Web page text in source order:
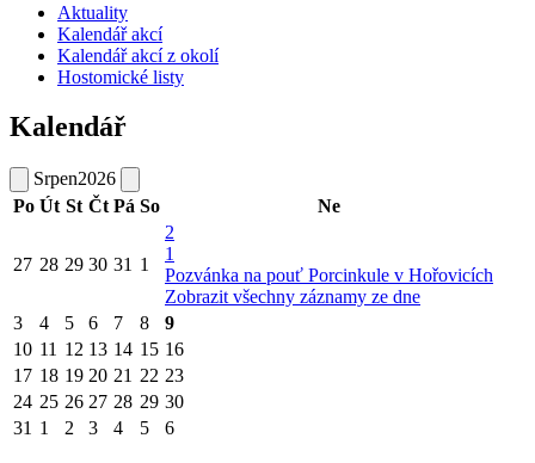
Aktuality
Kalendář akcí
Kalendář akcí z okolí
Hostomické listy
Kalendář
Srpen2026
Po Út St Čt Pá So Ne
27 28 29 30 31 1
2
1
Pozvánka na pouť Porcinkule v Hořovicích
Zobrazit všechny záznamy ze dne
3
4 5 6 7 8
9
10 11 12 13 14 15 16
17 18 19 20 21 22 23
24 25 26 27 28 29 30
31 1 2 3 4 5 6